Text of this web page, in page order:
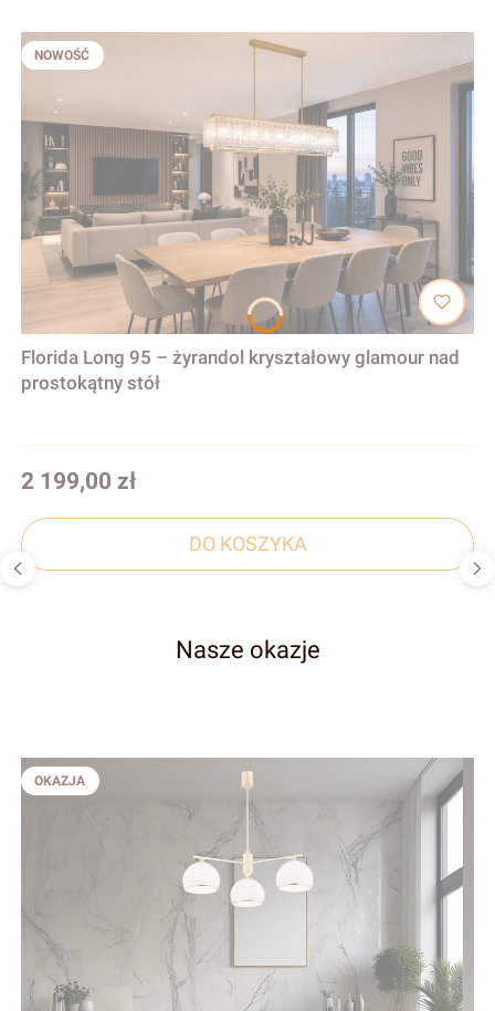
NOWOŚĆ
Florida Long 95 – żyrandol kryształowy glamour nad
prostokątny stół
Cena
2 199,00 zł
DO KOSZYKA
Nasze okazje
OKAZJA